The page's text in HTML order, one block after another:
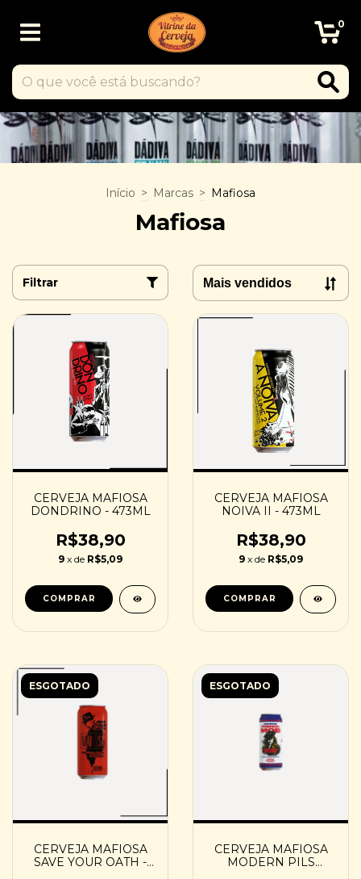
0
Início > Marcas > Mafiosa
Mafiosa
Filtrar
CERVEJA MAFIOSA
DONDRINO - 473ML
R$38,90
9 x de R$5,09
CERVEJA MAFIOSA
NOIVA II - 473ML
R$38,90
9 x de R$5,09
ESGOTADO
CERVEJA MAFIOSA
SAVE YOUR OATH -
ESGOTADO
CERVEJA MAFIOSA
MODERN PILS